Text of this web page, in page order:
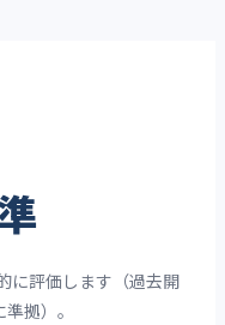
に評価します（過去開
拠）。